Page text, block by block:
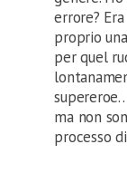
errore?
proprio
per quel
ma non
processo